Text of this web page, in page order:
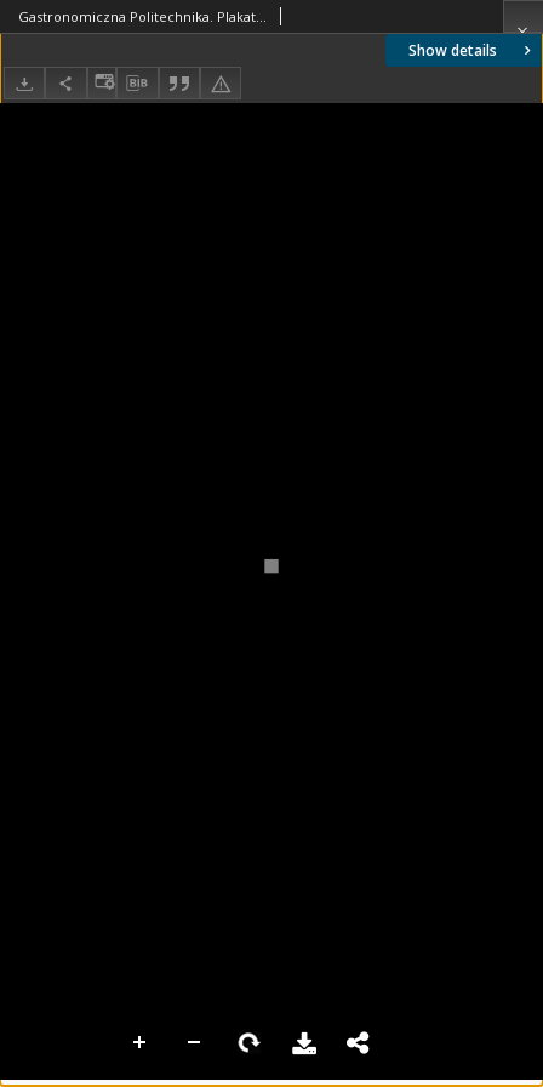
Show details
Gastronomiczna Politechnika. Plakat 3, Teraźniejszość